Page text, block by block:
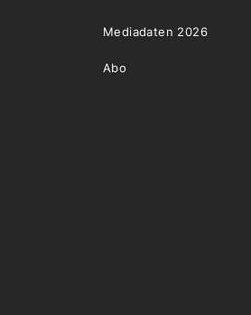
Mediadaten 2026
Abo